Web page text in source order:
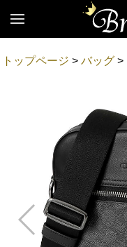
トップページ >バッグ >